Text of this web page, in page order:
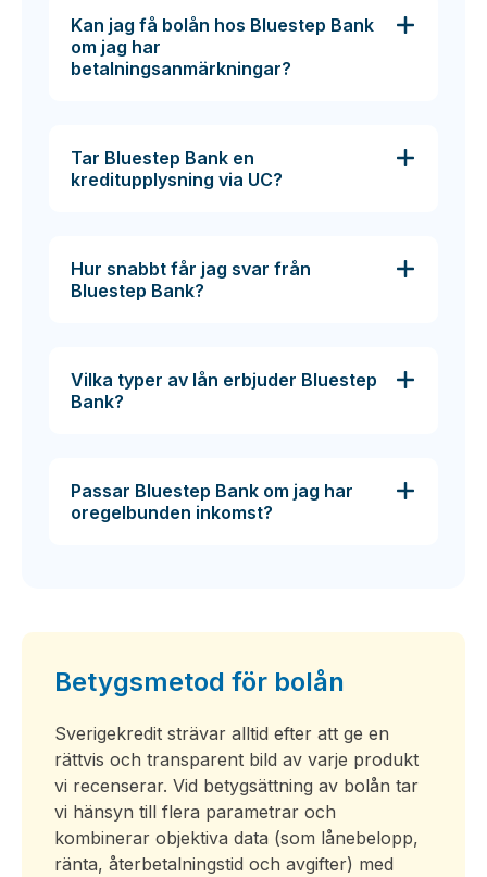
Kan jag få bolån hos Bluestep Bank
om jag har
betalningsanmärkningar?
Tar Bluestep Bank en
kreditupplysning via UC?
Hur snabbt får jag svar från
Bluestep Bank?
Vilka typer av lån erbjuder Bluestep
Bank?
Passar Bluestep Bank om jag har
oregelbunden inkomst?
Betygsmetod för bolån
Sverigekredit strävar alltid efter att ge en
rättvis och transparent bild av varje produkt
vi recenserar. Vid betygsättning av bolån tar
vi hänsyn till flera parametrar och
kombinerar objektiva data (som lånebelopp,
ränta, återbetalningstid och avgifter) med